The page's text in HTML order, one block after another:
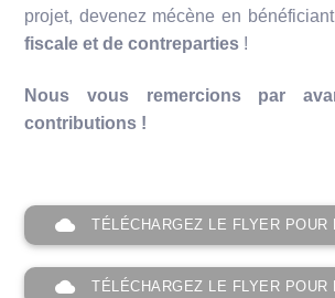
projet, devenez mécène en
fiscale et de contreparties !
Nous vous remercions par
contributions !
cloud TÉLÉCHARGEZ LE FLYER POUR
cloud TÉLÉCHARGEZ LE FLYER POUR